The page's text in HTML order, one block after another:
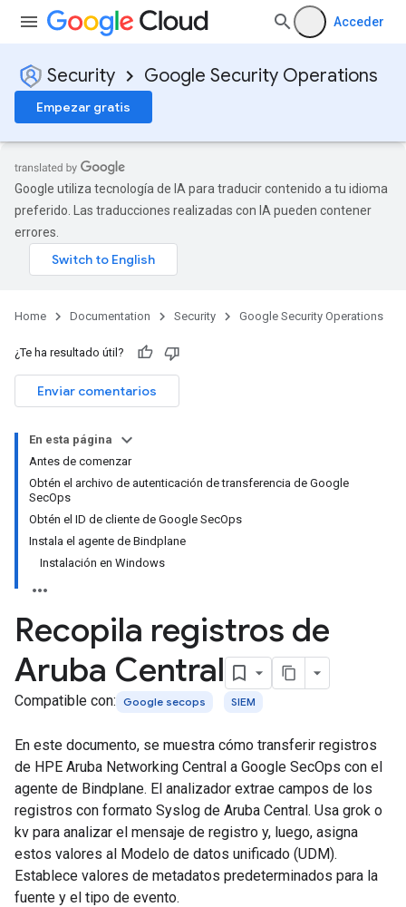
Acceder
Security Google Security Operations
Empezar gratis
Google utiliza tecnología de IA para traducir contenido a tu idioma
preferido. Las traducciones realizadas con IA pueden contener
errores.
Home Documentation Security Google Security Operations
¿Te ha resultado útil?
Enviar comentarios
En esta página
Antes de comenzar
Obtén el archivo de autenticación de transferencia de Google
SecOps
Obtén el ID de cliente de Google SecOps
Instala el agente de Bindplane
Instalación en Windows
Recopila registros de
Aruba Central
Compatible con: Google secops SIEM
En este documento, se muestra cómo transferir registros
de HPE Aruba Networking Central a Google SecOps con el
agente de Bindplane. El analizador extrae campos de los
registros con formato Syslog de Aruba Central. Usa grok o
kv para analizar el mensaje de registro y, luego, asigna
estos valores al Modelo de datos unificado (UDM).
Establece valores de metadatos predeterminados para la
fuente y el tipo de evento.